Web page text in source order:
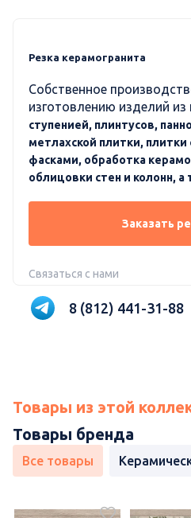
Резка керамогранита
Собственное
изготовлению изделий из
ступенией, плинтусов,
метлахской плитки,
фасками, обработка
облицовки стен и колонн,
Заказать
Связаться с нами
8 (812) 441-31-88
Товары из этой
Товары бренда
Все товары